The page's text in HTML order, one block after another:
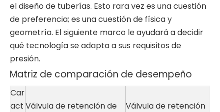
el diseño de tuberías. Esto rara vez es una cuestión
de preferencia; es una cuestión de física y
geometría. El siguiente marco le ayudará a decidir
qué tecnología se adapta a sus requisitos de
presión.
Matriz de comparación de desempeño
Car
act Válvula de retención de
Válvula de retención